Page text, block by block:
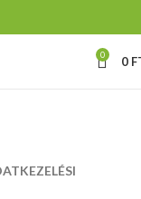
0 0